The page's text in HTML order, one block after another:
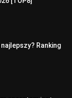
Ranking